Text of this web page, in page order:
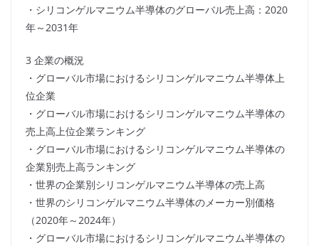
・シリコンゲルマニウム半導体のグローバル売上高：2020
年～2031年
3 企業の概況
・グローバル市場におけるシリコンゲルマニウム半導体上
位企業
・グローバル市場におけるシリコンゲルマニウム半導体の
売上高上位企業ランキング
・グローバル市場におけるシリコンゲルマニウム半導体の
企業別売上高ランキング
・世界の企業別シリコンゲルマニウム半導体の売上高
・世界のシリコンゲルマニウム半導体のメーカー別価格
（2020年～2024年）
・グローバル市場におけるシリコンゲルマニウム半導体の